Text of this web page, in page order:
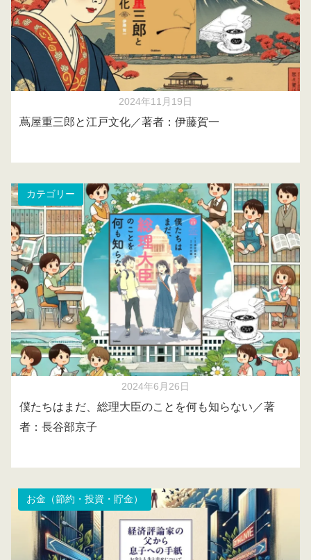
2024年11月19日
蔦屋重三郎と江戸文化／著者：伊藤賀一
カテゴリー
2024年6月26日
僕たちはまだ、総理大臣のことを何も知らない／著
者：長谷部京子
お金（節約・投資・貯金）